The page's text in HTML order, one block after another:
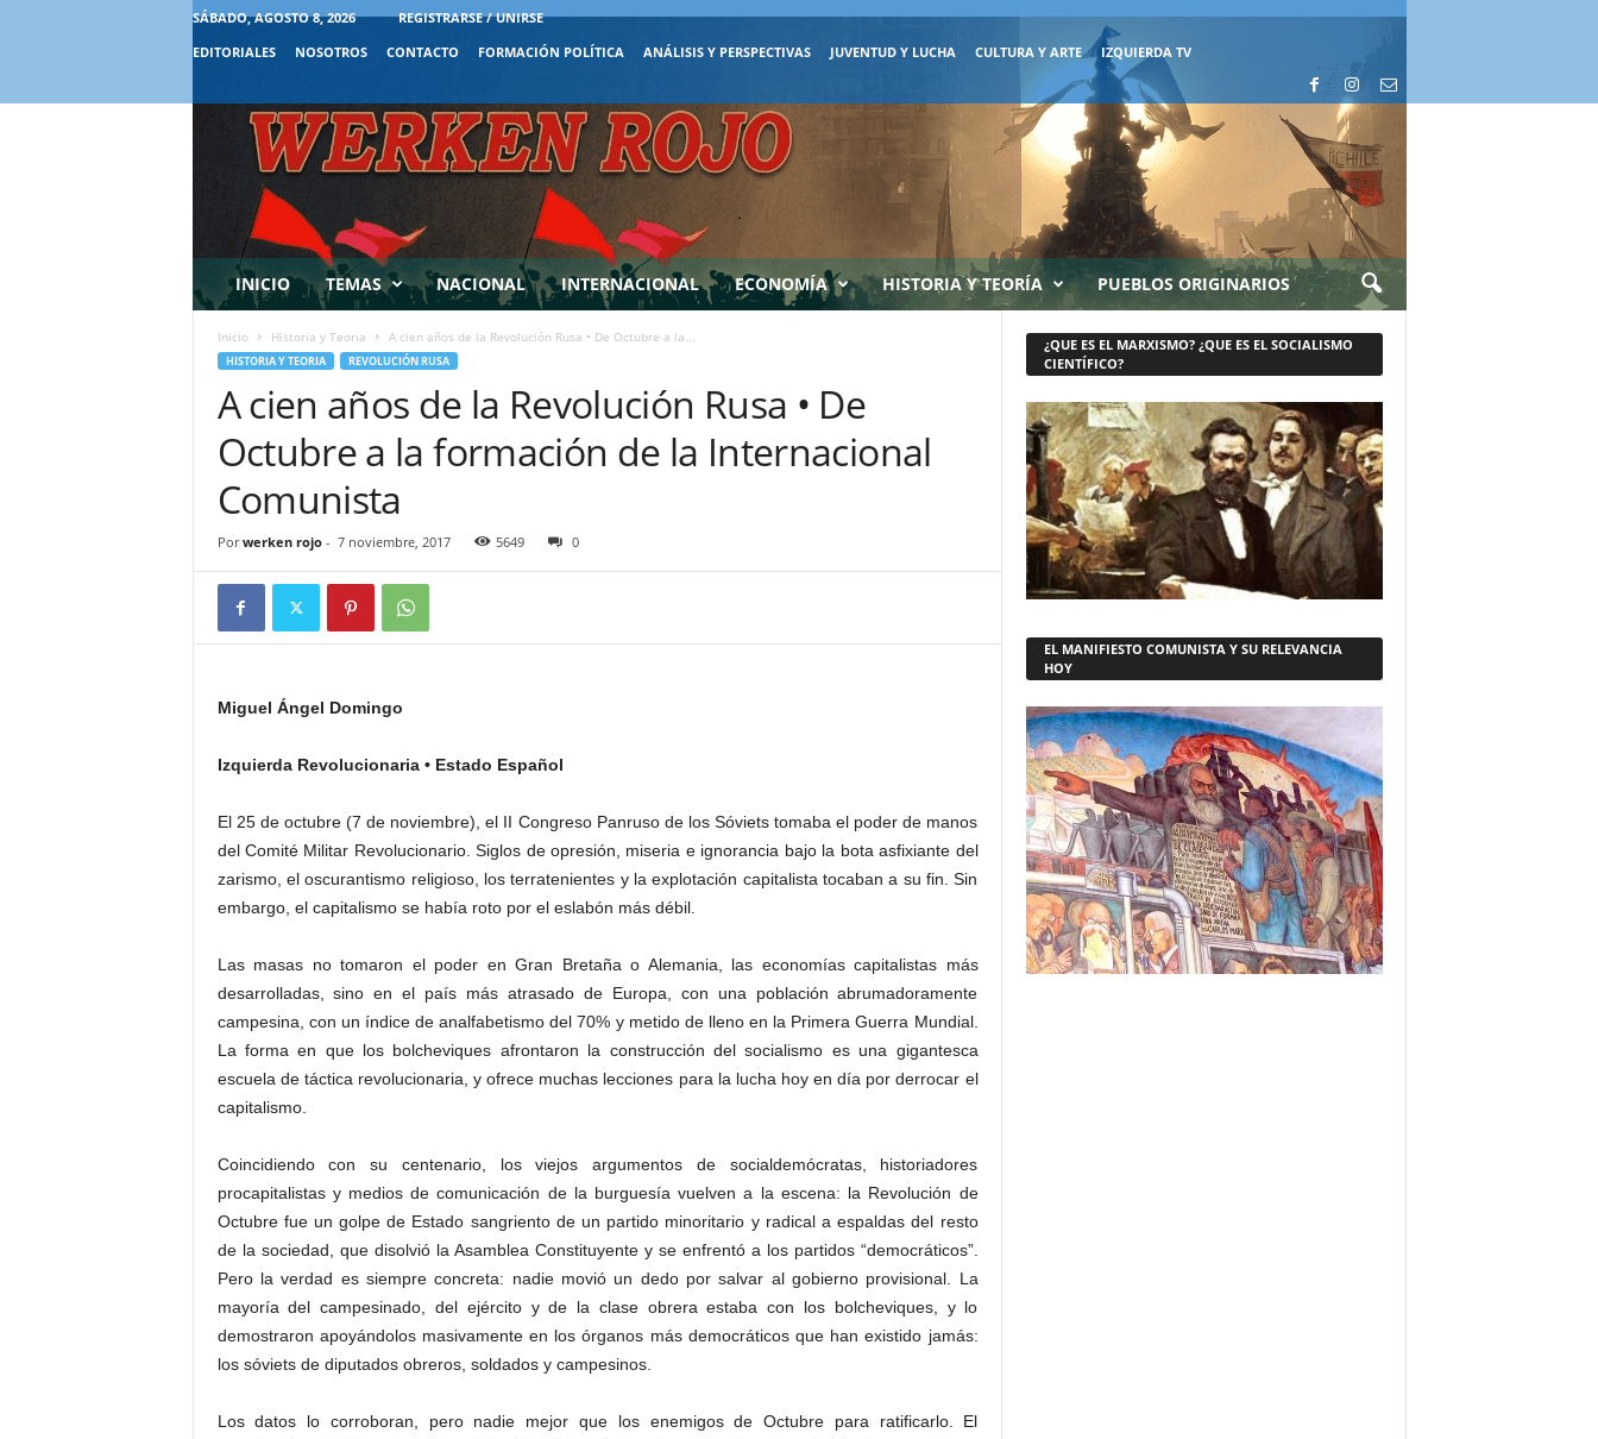
SÁBADO, AGOSTO 8, 2026
REGISTRARSE / UNIRSE
EDITORIALES
NOSOTROS CONTACTO FORMACIÓN POLÍTICA ANÁLISIS Y PERSPECTIVAS JUVENTUD Y LUCHA CULTURA Y ARTE IZQUIERDA TV
INICIO TEMAS NACIONAL INTERNACIONAL ECONOMÍA HISTORIA Y TEORÍA PUEBLOS ORIGINARIOS
Inicio Historia y Teoria A cien años de la Revolución Rusa • De Octubre a la...
HISTORIA Y TEORIA REVOLUCIÓN RUSA
A cien años de la Revolución Rusa • De
Octubre a la formación de la Internacional
Comunista
Por werken rojo- 7 noviembre, 2017 5649 0
Miguel Ángel Domingo
Izquierda Revolucionaria • Estado Español
El 25 de octubre (7 de noviembre), el II Congreso Panruso de los Sóviets tomaba el poder de manos
del Comité Militar Revolucionario. Siglos de opresión, miseria e ignorancia bajo la bota asfixiante del
zarismo, el oscurantismo religioso, los terratenientes y la explotación capitalista tocaban a su fin. Sin
embargo, el capitalismo se había roto por el eslabón más débil.
Las masas no tomaron el poder en Gran Bretaña o Alemania, las economías capitalistas más
desarrolladas, sino en el país más atrasado de Europa, con una población abrumadoramente
campesina, con un índice de analfabetismo del 70% y metido de lleno en la Primera Guerra Mundial.
La forma en que los bolcheviques afrontaron la construcción del socialismo es una gigantesca
escuela de táctica revolucionaria, y ofrece muchas lecciones para la lucha hoy en día por derrocar el
capitalismo.
Coincidiendo con su centenario, los viejos argumentos de socialdemócratas, historiadores
procapitalistas y medios de comunicación de la burguesía vuelven a la escena: la Revolución de
Octubre fue un golpe de Estado sangriento de un partido minoritario y radical a espaldas del resto
de la sociedad, que disolvió la Asamblea Constituyente y se enfrentó a los partidos “democráticos”.
Pero la verdad es siempre concreta: nadie movió un dedo por salvar al gobierno provisional. La
mayoría del campesinado, del ejército y de la clase obrera estaba con los bolcheviques, y lo
demostraron apoyándolos masivamente en los órganos más democráticos que han existido jamás:
los sóviets de diputados obreros, soldados y campesinos.
Los datos lo corroboran, pero nadie mejor que los enemigos de Octubre para ratificarlo. El
¿QUE ES EL MARXISMO? ¿QUE ES EL SOCIALISMO
CIENTÍFICO?
EL MANIFIESTO COMUNISTA Y SU RELEVANCIA
HOY